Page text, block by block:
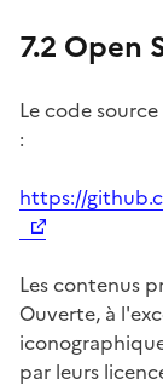
7.2 Open
Le code
:
https://
nouvelle fenêtre
Les contenus
Ouverte, à
par leurs